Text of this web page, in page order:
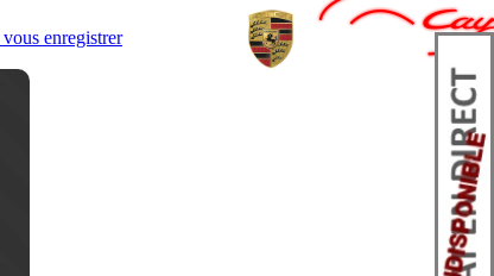
enregistrer